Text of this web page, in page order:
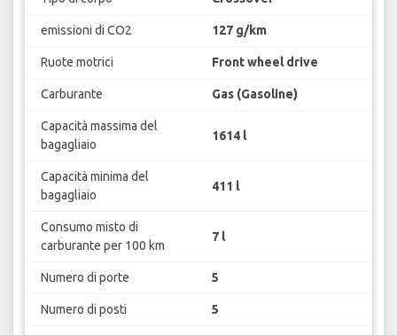
emissioni di CO2 127 g/km
Ruote motrici Front wheel drive
Carburante Gas (Gasoline)
Capacità massima del
bagagliaio
1614 l
Capacità minima del
bagagliaio
411 l
Consumo misto di
carburante per 100 km
7 l
Numero di porte 5
Numero di posti 5